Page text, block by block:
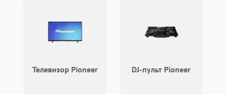
Телевизор Pioneer DJ-пульт Pioneer